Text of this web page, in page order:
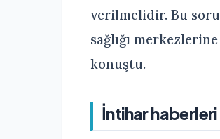
verilmelidir. Bu
sağlığı
konuştu.
İntihar